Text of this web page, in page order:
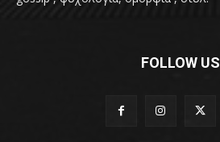
FOLLOW US